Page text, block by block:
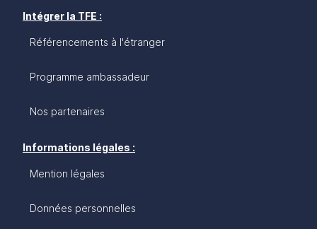
Intégrer la TFE :
Référencements à l'étranger
Programme ambassadeur
Nos partenaires
Informations légales :
Mention légales
Données personnelles